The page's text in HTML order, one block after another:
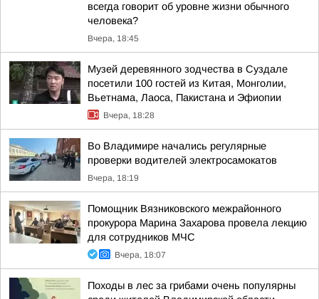
всегда говорит об уровне жизни обычного
человека?
Вчера, 18:45
Музей деревянного зодчества в Суздале
посетили 100 гостей из Китая, Монголии,
Вьетнама, Лаоса, Пакистана и Эфиопии
Вчера, 18:28
Во Владимире начались регулярные
проверки водителей электросамокатов
Вчера, 18:19
Помощник Вязниковского межрайонного
прокурора Марина Захарова провела лекцию
для сотрудников МЧС
Вчера, 18:07
Походы в лес за грибами очень популярны